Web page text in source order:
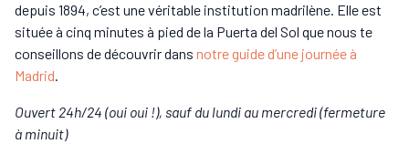
depuis 1894, c’est une véritable institution madrilène. Elle est
située à cinq minutes à pied de la Puerta del Sol que nous te
conseillons de découvrir dans notre guide d’une journée à
Madrid.
Ouvert 24h/24 (oui oui !), sauf du lundi au mercredi (fermeture
à minuit)